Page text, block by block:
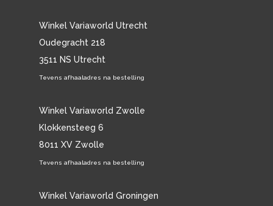
Winkel Variaworld Utrecht
Oudegracht 218
3511 NS Utrecht
Tevens afhaaladres na bestelling
Winkel Variaworld Zwolle
Klokkensteeg 6
8011 XV Zwolle
Tevens afhaaladres na bestelling
Winkel Variaworld Groningen